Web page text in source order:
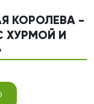
КОРОЛЕВА -
ХУРМОЙ И